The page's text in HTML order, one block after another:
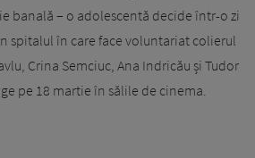
banală – o adolescentă decide într-o zi
spitalul în care face voluntariat colierul
Crina Semciuc, Ana Indricău și Tudor
pe 18 martie în sălile de cinema.